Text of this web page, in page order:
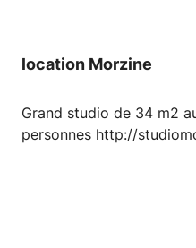
location Morzine
Grand studio de 34 m2
personnes http://